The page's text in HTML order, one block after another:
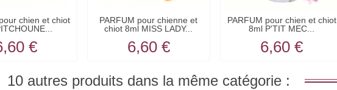
chien et chiot
€
PARFUM pour chienne et
chiot 8ml MISS LADY...
6,60 €
PARFUM pour chien et chiot
8ml P'TIT MEC...
6,60 €
10 autres produits dans la même catégorie :